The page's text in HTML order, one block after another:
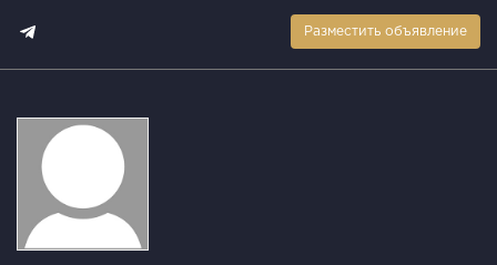
Разместить объявление